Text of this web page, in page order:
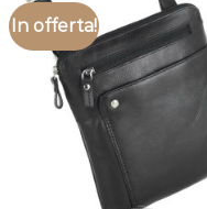
In offerta!